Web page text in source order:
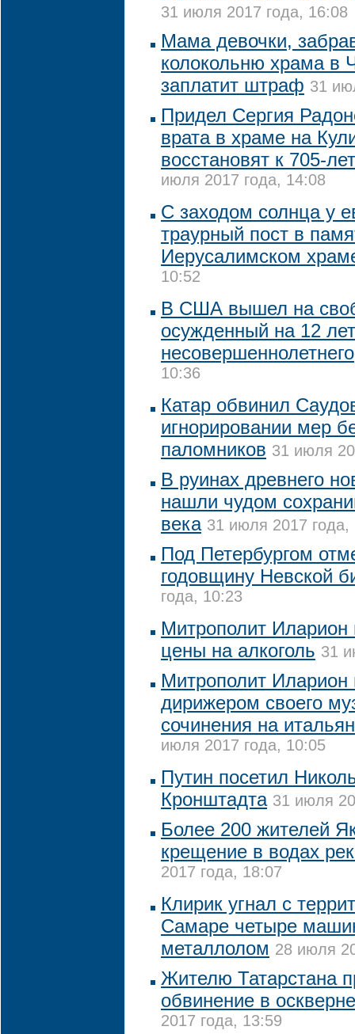
31 июля 2017 года, 16:08
Мама девочки,
колокольню храма в
заплатит штраф 31
Придел Сергия
врата в храме на
восстановят к 705-
июля 2017 года, 14:08
С заходом солнца у
траурный пост в
Иерусалимском
10:52
В США вышел на
осужденный на 12
несовершеннолетнего
10:36
Катар обвинил
игнорировании мер
паломников 31 июля
В руинах древнего
нашли чудом
века 31 июля 2017 года,
Под Петербургом
годовщину Невской
года, 10:23
Митрополит Иларион
цены на алкоголь 31
Митрополит Иларион
дирижером своего
сочинения на
июля 2017 года, 10:05
Путин посетил
Кронштадта 31 июля
Более 200 жителей
крещение в водах
2017 года, 18:07
Клирик угнал с
Самаре четыре
металлолом 28 июля
Жителю Татарстана
обвинение в
2017 года, 13:59